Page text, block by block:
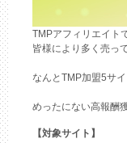
TMPアフィリエイト
皆様により多く売っ
なんとTMP加盟5サ
めったにない高報酬
【対象サイト】